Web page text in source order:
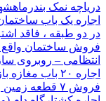
دریاچه نمک
در دو طبقه ، فاقد
فروش ساختمان واقع
انتظامی – روبروی
اجاره ۲۰ باب مغازه بازارچه خوداشتغالی
فروش ۷ قطعه زمین واقع در بندرماهشهر- انتهای فاز ۳